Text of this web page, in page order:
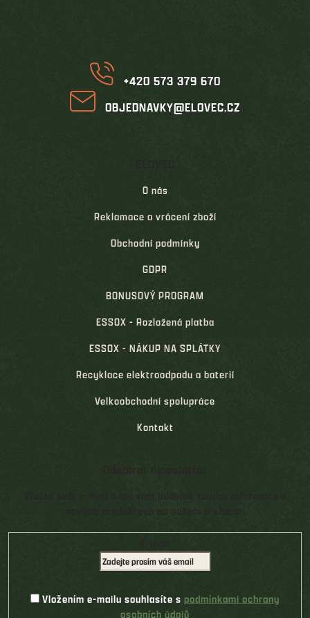
+420 573 379 670
OBJEDNAVKY@ELOVEC.CZ
O nás
Reklamace a vrácení zboží
Obchodní podmínky
GDPR
BONUSOVÝ PROGRAM
ESSOX - Rozložená platba
ESSOX - NÁKUP NA SPLÁTKY
Recyklace elektroodpadu a baterií
Velkoobchodní spolupráce
Kontakt
Vložením e-mailu souhlasíte s podmínkami ochrany
osobních údajů